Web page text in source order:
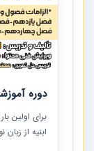
دوره
برای اولین
ابنیه از
ردیف ها و